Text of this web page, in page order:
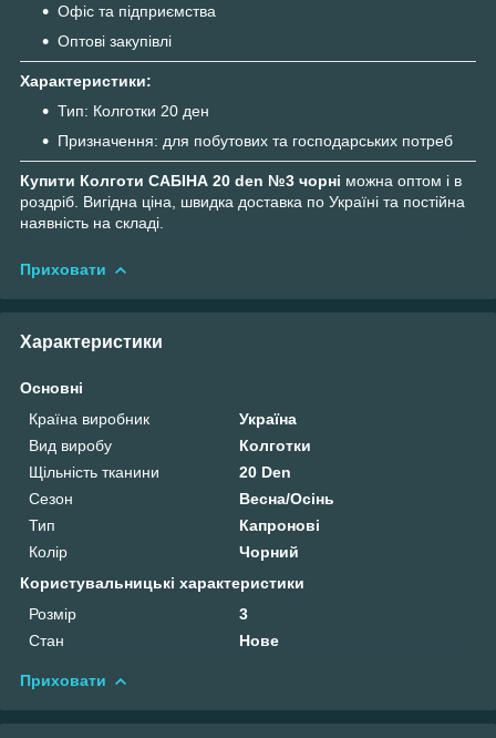
Офіс та підприємства
Оптові закупівлі
Характеристики:
Тип: Колготки 20 ден
Призначення: для побутових та господарських потреб
Купити Колготи САБІНА 20 den №3 чорні можна оптом і в
роздріб. Вигідна ціна, швидка доставка по Україні та постійна
наявність на складі.
Приховати
Характеристики
Основні
Країна виробник
Україна
Вид виробу
Колготки
Щільність тканини
20 Den
Сезон
Весна/Осінь
Тип
Капронові
Колір
Чорний
Користувальницькі характеристики
Розмір
3
Стан
Нове
Приховати